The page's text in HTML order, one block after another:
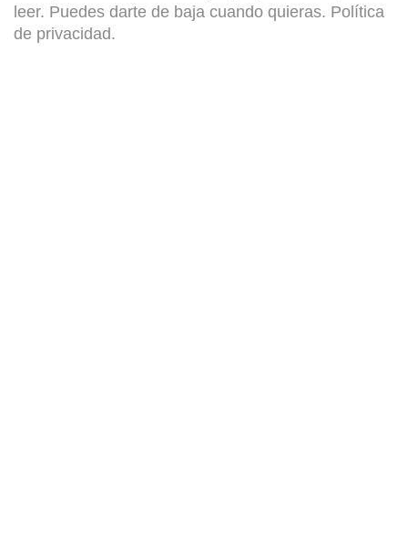
leer. Puedes darte de baja cuando quieras. Política
de privacidad.